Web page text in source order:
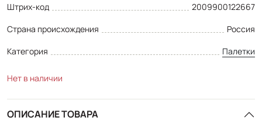
Штрих-код
2009900122667
Страна происхождения
Россия
Категория
Палетки
Нет в наличии
ОПИСАНИЕ ТОВАРА